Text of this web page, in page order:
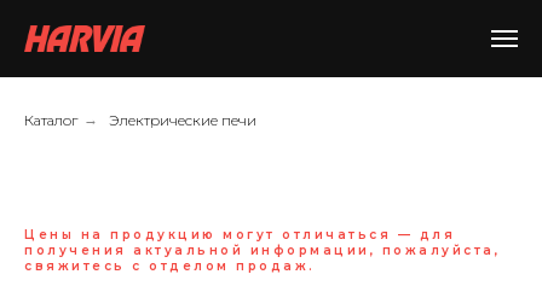
Каталог → Электрические печи
Цены на продукцию могут отличаться — для
получения актуальной информации, пожалуйста,
свяжитесь с отделом продаж.